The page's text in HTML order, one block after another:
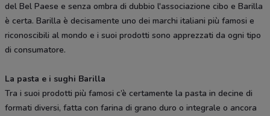
del Bel Paese e senza ombra di dubbio l'associazione cibo e Barilla
è certa. Barilla è decisamente uno dei marchi italiani più famosi e
riconoscibili al mondo e i suoi prodotti sono apprezzati da ogni tipo
di consumatore.
La pasta e i sughi Barilla
Tra i suoi prodotti più famosi c’è certamente la pasta in decine di
formati diversi, fatta con farina di grano duro o integrale o ancora